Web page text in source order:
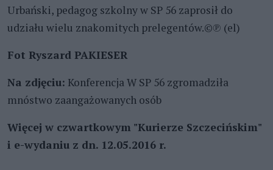
Urbański, pedagog szkolny w SP 56 zaprosił do
udziału wielu znakomitych prelegentów.©℗ (el)
Fot Ryszard PAKIESER
Na zdjęciu: Konferencja W SP 56 zgromadziła
mnóstwo zaangażowanych osób
Więcej w czwartkowym "Kurierze Szczecińskim"
i e-wydaniu z dn. 12.05.2016 r.